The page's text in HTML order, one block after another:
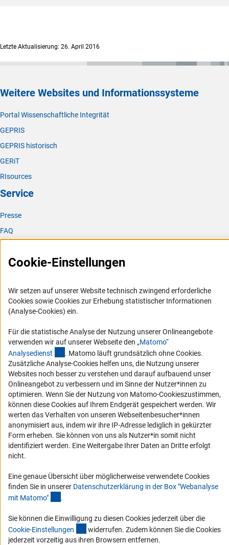
Letzte Aktualisierung: 26. April 2016
Weitere Websites und Informationssysteme
Portal Wissenschaftliche Integrität
GEPRIS
GEPRIS historisch
GERiT
RIsources
Service
Presse
FAQ
Logo und Corporate Design
Compliance
Vergabeverfahren
Service und Informationen für Menschen mit Behinderungen
Erklärung zur Barrierefreiheit
Barriere melden
DFG-aktuell
Erhalten Sie Neuigkeiten aus der DFG direkt in Ihr Mailpostfach oder
schauen Sie sich die Ausgaben online an.
Zum Newsletter
© 2026 DFG
Service
Cookie-Einstellungen
Wir setzen auf unserer Website technisch zwingend erforderliche
Cookies sowie Cookies zur Erhebung statistischer Informationen
(Analyse-Cookies) ein.
Für die statistische Analyse der Nutzung unserer Onlineangebote
verwenden wir auf unserer Webseite den „Matomo“
Analysedienst (externer Link)
. Matomo läuft grundsätzlich ohne Cookies.
Zusätzliche Analyse-Cookies helfen uns, die Nutzung unserer
Websites noch besser zu verstehen und darauf aufbauend unser
Onlineangebot zu verbessern und im Sinne der Nutzer*innen zu
optimieren. Wenn Sie der Nutzung von Matomo-Cookieszustimmen,
können diese Cookies auf Ihrem Endgerät gespeichert werden. Wir
werten das Verhalten von unseren Webseitenbesucher*innen
anonymisiert aus, indem wir ihre IP-Adresse lediglich in gekürzter
Form erheben. Sie können von uns als Nutzer*in somit nicht
identifiziert werden. Eine Weitergabe Ihrer Daten an Dritte erfolgt
nicht.
Eine genaue Übersicht über möglicherweise verwendete Cookies
finden Sie in unserer Datenschutzerklärung in der Box "Webanalyse
mit Matomo" .
Sie können die Einwilligung zu diesen Cookies jederzeit über die
Cookie-Einstellungen (interner Link)
widerrufen. Zudem können Sie die Cookies
jederzeit vorzeitig aus ihren Browsern entfernen.